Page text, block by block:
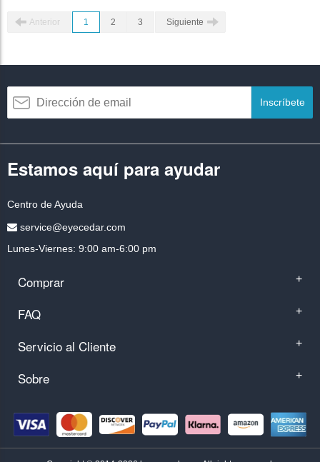
Anterior 1 2 3 Siguiente
Inscríbete
Estamos aquí para ayudar
Centro de Ayuda
service@eyecedar.com
Lunes-Viernes: 9:00 am-6:00 pm
Comprar +
FAQ +
Servicio al Cliente +
Sobre +